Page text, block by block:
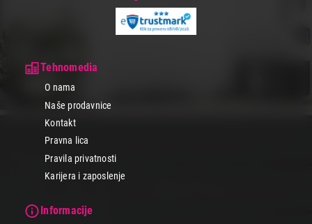
Tehnomedia
O nama
Naše prodavnice
Kontakt
Pravna lica
Pravila privatnosti
Karijera i zaposlenje
Informacije